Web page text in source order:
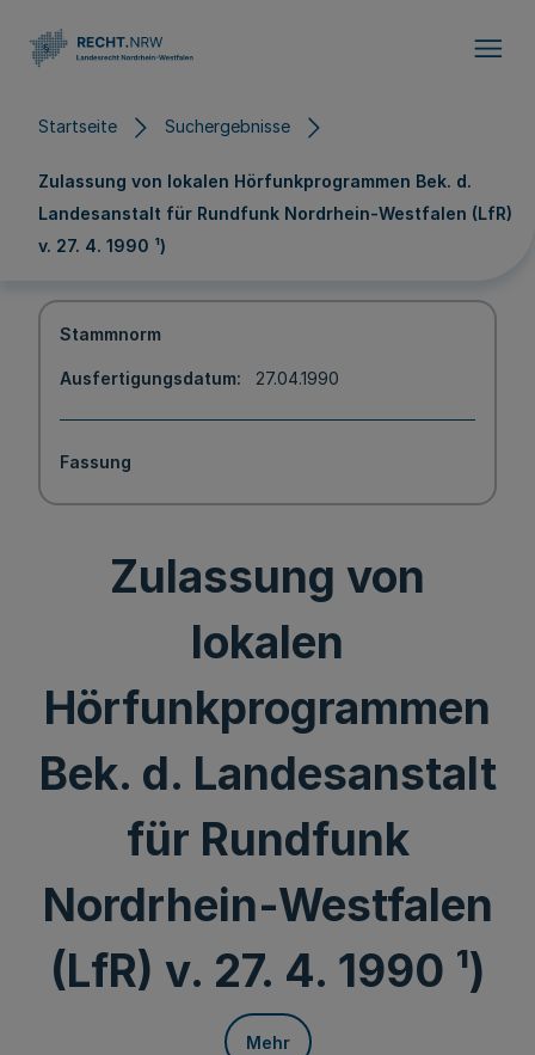
Startseite Suchergebnisse
Zulassung von lokalen Hörfunkprogrammen Bek. d.
Landesanstalt für Rundfunk Nordrhein-Westfalen (LfR)
v. 27. 4. 1990 ¹)
Stammnorm
Ausfertigungsdatum 27.04.1990
Fassung
Zulassung von
lokalen
Hörfunkprogrammen
Bek. d. Landesanstalt
für Rundfunk
Nordrhein-Westfalen
(LfR) v. 27. 4. 1990 ¹)
Mehr